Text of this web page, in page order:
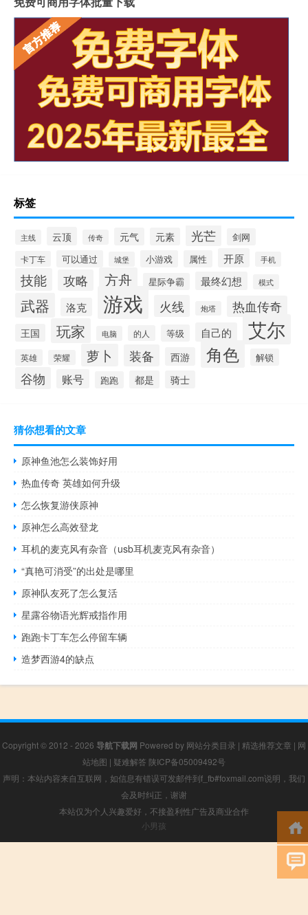
标签
主线 云顶 传奇 元气 元素 光芒 剑网
卡丁车 可以通过 城堡 小游戏 属性 开原 手机
技能 攻略 方舟 星际争霸 最终幻想 模式
武器 洛克 游戏 火线 炮塔 热血传奇
王国 玩家 电脑 的人 等级 自己的 艾尔
英雄 荣耀 萝卜 装备 西游 角色 解锁
谷物 账号 跑跑 都是 骑士
猜你想看的文章
原神鱼池怎么装饰好用
热血传奇 英雄如何升级
怎么恢复游侠原神
原神怎么高效登龙
耳机的麦克风有杂音（usb耳机麦克风有杂音）
“真艳可消受”的出处是哪里
原神队友死了怎么复活
星露谷物语光辉戒指作用
跑跑卡丁车怎么停留车辆
造梦西游4的缺点
Copyright © 2012 - 2026 导航下载网 Powered by 网站分类目录 | 精选推荐文章 | 网
站地图 | 疑难解答 陕ICP备05009492号
声明：本站内容来自互联网，如信息有错误可发邮件到f_fb#foxmail.com说明，我们
会及时纠正，谢谢
本站仅为个人兴趣爱好，不接盈利性广告及商业合作
小男孩